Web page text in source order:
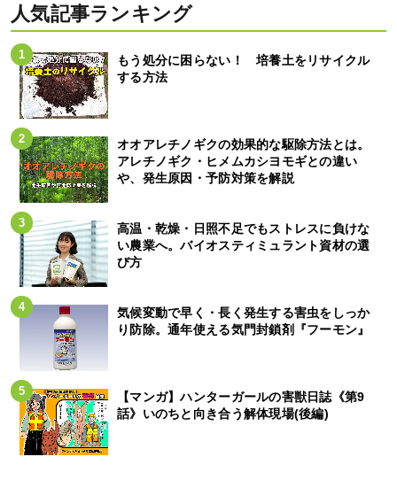
人気記事ランキング
もう処分に困らない！ 培養土をリサイクル
する方法
オオアレチノギクの効果的な駆除方法とは。
アレチノギク・ヒメムカシヨモギとの違い
や、発生原因・予防対策を解説
高温・乾燥・日照不足でもストレスに負けな
い農業へ。バイオスティミュラント資材の選
び方
気候変動で早く・長く発生する害虫をしっか
り防除。通年使える気門封鎖剤『フーモン』
【マンガ】ハンターガールの害獣日誌《第9
話》いのちと向き合う解体現場(後編)